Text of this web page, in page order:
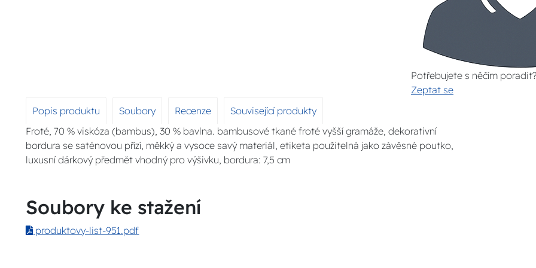
Potřebujete s něčím poradit?
Zeptat se
Popis produktu
Soubory Recenze
Související produkty
Froté, 70 % viskóza (bambus), 30 % bavlna. bambusové tkané froté vyšší gramáže, dekorativní
bordura se saténovou přízí, měkký a vysoce savý materiál, etiketa použitelná jako závěsné poutko,
luxusní dárkový předmět vhodný pro výšivku, bordura: 7,5 cm
Soubory ke stažení
produktovy-list-951.pdf